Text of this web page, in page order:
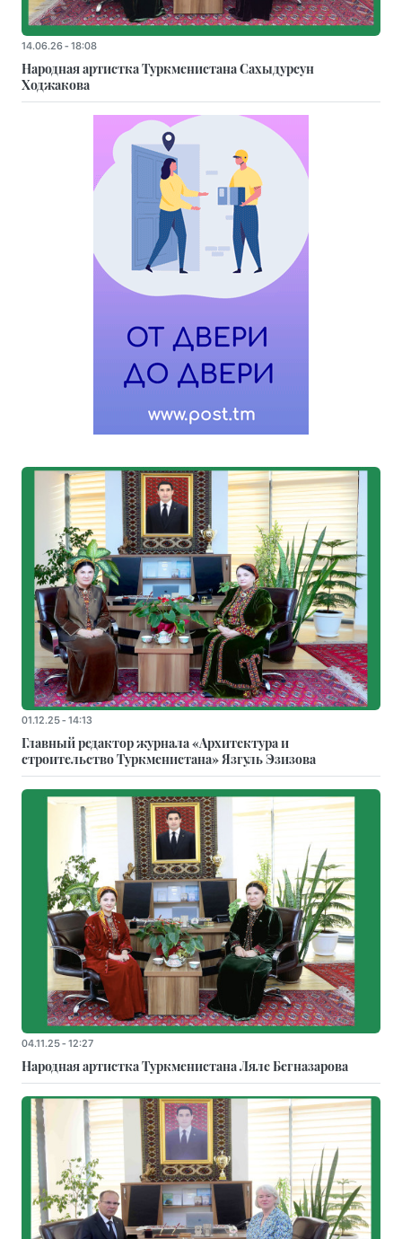
14.06.26 - 18:08
Народная артистка Туркменистана Сахыдурсун
Ходжакова
01.12.25 - 14:13
Главный редактор журнала «Архитектура и
строительство Туркменистана» Язгуль Эзизова
04.11.25 - 12:27
Народная артистка Туркменистана Ляле Бегназарова